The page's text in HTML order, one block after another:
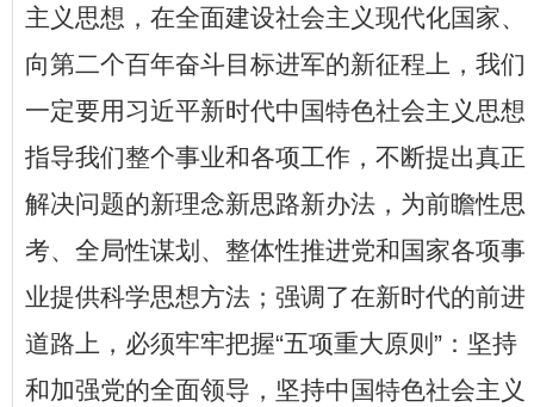
主义思想，在全面建设社会主义现代化国家、
向第二个百年奋斗目标进军的新征程上，我们
一定要用习近平新时代中国特色社会主义思想
指导我们整个事业和各项工作，不断提出真正
解决问题的新理念新思路新办法，为前瞻性思
考、全局性谋划、整体性推进党和国家各项事
业提供科学思想方法；强调了在新时代的前进
道路上，必须牢牢把握“五项重大原则 ” ：坚持
和加强党的全面领导，坚持中国特色社会主义